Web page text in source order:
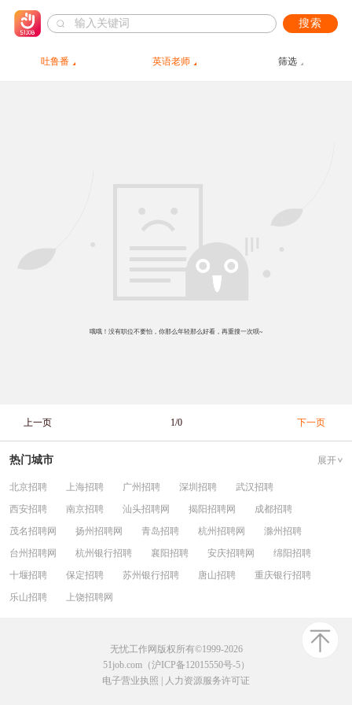
搜索
吐鲁番 英语老师 筛选
哦哦！没有职位不要怕，你那么年轻那么好看，再重搜一次呗~
上一页 1/0 下一页
热门城市 展开
北京招聘 上海招聘 广州招聘 深圳招聘
武汉招聘
西安招聘
南京招聘 汕头招聘网 揭阳招聘网
成都招聘
茂名招聘网
扬州招聘网 青岛招聘 杭州招聘网
滁州招聘
台州招聘网
杭州银行招聘 襄阳招聘 安庆招聘网
绵阳招聘
十堰招聘
保定招聘 苏州银行招聘 唐山招聘
重庆银行招聘
乐山招聘
上饶招聘网
无忧工作网版权所有©1999-2026
51job.com（沪ICP备12015550号-5）
电子营业执照
人力资源服务许可证